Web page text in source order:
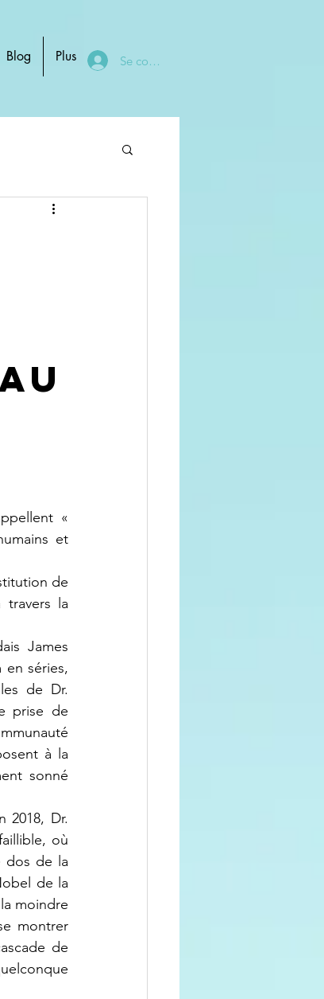
Blog Plus Se connecter
et
travers la
séries,
de Dr.
prise de
à la
sonné
où
dos de la
de la
moindre
montrer
de